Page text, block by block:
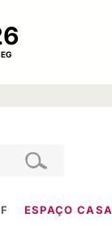
ESPAÇO CASA